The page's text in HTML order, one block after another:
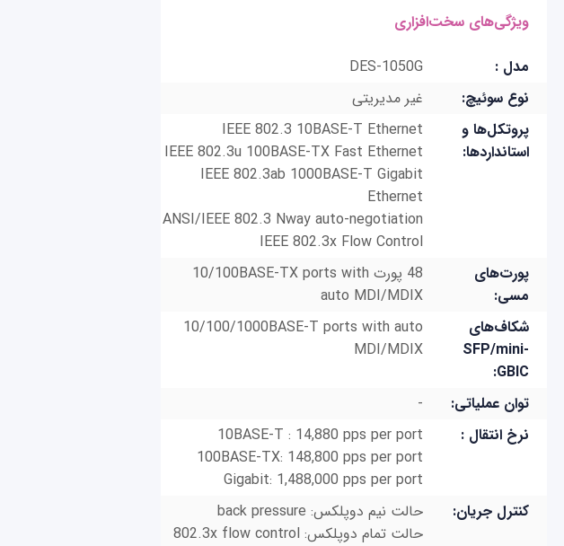
ویژگی‌های سخت‌افزاری
مدل :
DES-1050G
نوع سوئیچ:
غیر مدیریتی
پروتکل‌ها و
استانداردها:
IEEE 802.3 10BASE-T Ethernet
IEEE 802.3u 100BASE-TX Fast Ethernet
IEEE 802.3ab 1000BASE-T Gigabit
Ethernet
ANSI/IEEE 802.3 Nway auto-negotiation
IEEE 802.3x Flow Control
پورت‌های
مسی:
48 پورت 10/100BASE-TX ports with
auto MDI/MDIX
شکاف‌های
SFP/mini-
GBIC:
10/100/1000BASE-T ports with auto
MDI/MDIX
توان عملیاتی:
-
نرخ انتقال :
10BASE-T : 14,880 pps per port
100BASE-TX: 148,800 pps per port
Gigabit: 1,488,000 pps per port
کنترل جریان:
حالت نیم دوپلکس: back pressure
حالت تمام دوپلکس: 802.3x flow control